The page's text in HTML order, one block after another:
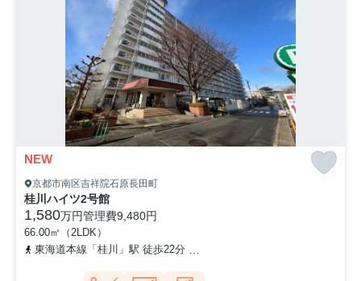
NEW
京都市南区吉祥院石原長田町
桂川ハイツ2号館
1,580万円管理費9,480円
66.00㎡（2LDK）
東海道本線「桂川」駅 徒歩22分